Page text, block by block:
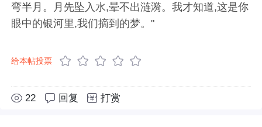
弯半月。月先坠入水,晕不出涟漪。我才知道,这是你
眼中的银河里,我们摘到的梦。"
给本帖投票
22 回复 打赏